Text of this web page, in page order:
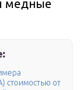
медные
стоимостью от